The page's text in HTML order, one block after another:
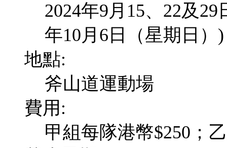
2024年9月15、22及
年10月6日（星期日）)
地點:
斧山道運動場
費用:
甲組每隊港幣$250；